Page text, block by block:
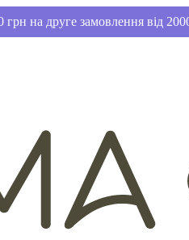
грн на друге замовлення від